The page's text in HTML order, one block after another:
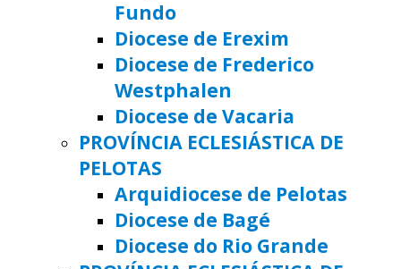
Fundo
Diocese de Erexim
Diocese de Frederico
Westphalen
Diocese de Vacaria
PROVÍNCIA ECLESIÁSTICA DE
PELOTAS
Arquidiocese de Pelotas
Diocese de Bagé
Diocese do Rio Grande